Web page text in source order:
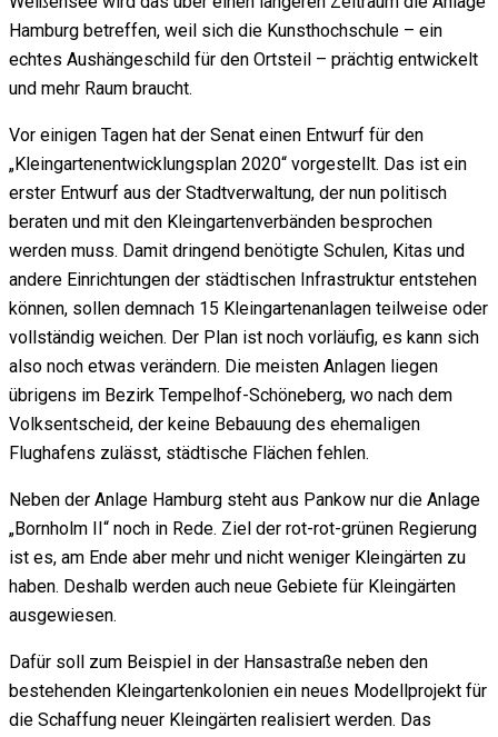
Hamburg betreffen, weil sich die Kunsthochschule – ein
echtes Aushängeschild für den Ortsteil – prächtig entwickelt
und mehr Raum braucht.
Vor einigen Tagen hat der Senat einen Entwurf für den
„Kleingartenentwicklungsplan 2020“ vorgestellt. Das ist ein
erster Entwurf aus der Stadtverwaltung, der nun politisch
beraten und mit den Kleingartenverbänden besprochen
werden muss. Damit dringend benötigte Schulen, Kitas und
andere Einrichtungen der städtischen Infrastruktur entstehen
können, sollen demnach 15 Kleingartenanlagen teilweise oder
vollständig weichen. Der Plan ist noch vorläufig, es kann sich
also noch etwas verändern. Die meisten Anlagen liegen
übrigens im Bezirk Tempelhof-Schöneberg, wo nach dem
Volksentscheid, der keine Bebauung des ehemaligen
Flughafens zulässt, städtische Flächen fehlen.
Neben der Anlage Hamburg steht aus Pankow nur die Anlage
„Bornholm II“ noch in Rede. Ziel der rot-rot-grünen Regierung
ist es, am Ende aber mehr und nicht weniger Kleingärten zu
haben. Deshalb werden auch neue Gebiete für Kleingärten
ausgewiesen.
Dafür soll zum Beispiel in der Hansastraße neben den
bestehenden Kleingartenkolonien ein neues Modellprojekt für
die Schaffung neuer Kleingärten realisiert werden. Das